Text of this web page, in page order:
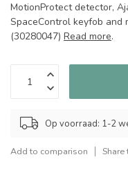
MotionProtect detector,
SpaceControl keyfob and
(30280047) Read more.
Op voorraad: 1-2
Add to comparison